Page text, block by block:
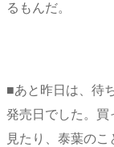
るもんだ。
■あと昨日は、待
発売日でした。買
見たり、泰葉の